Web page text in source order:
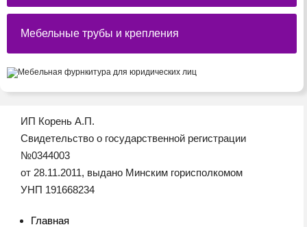
Мебельные трубы и крепления
ИП Корень А.П.
Свидетельство о государственной регистрации
№0344003
от 28.11.2011, выдано Минским горисполкомом
УНП 191668234
Главная